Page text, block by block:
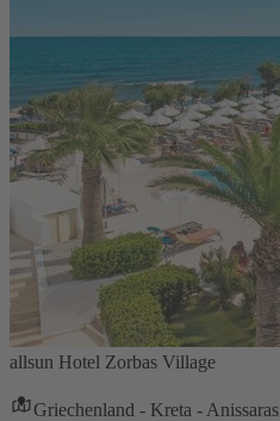
allsun Hotel Zorbas Village
Griechenland - Kreta - Anissaras